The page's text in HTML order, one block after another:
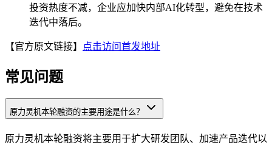
投资热度不减，企业应加快内部AI化转型，避免在技术
迭代中落后。
【官方原文链接】 点击访问首发地址
常见问题
原力灵机本轮融资的主要用途是什么？
原力灵机本轮融资将主要用于扩大研发团队、加速产品迭代以